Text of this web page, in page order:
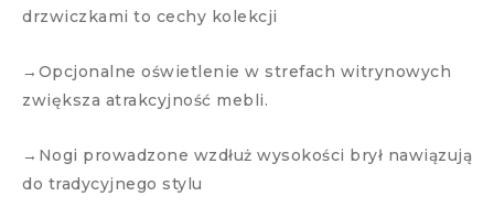
drzwiczkami to cechy kolekcji
→Opcjonalne oświetlenie w strefach witrynowych
zwiększa atrakcyjność mebli.
→Nogi prowadzone wzdłuż wysokości brył nawiązują
do tradycyjnego stylu